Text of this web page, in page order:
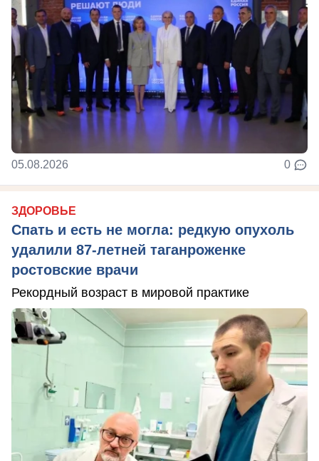
05.08.2026 0
ЗДОРОВЬЕ
Спать и есть не могла: редкую опухоль
удалили 87-летней таганроженке
ростовские врачи
Рекордный возраст в мировой практике